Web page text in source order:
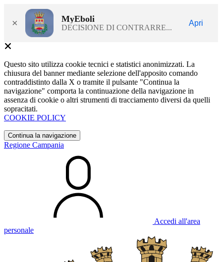
× MyEboli
DECISIONE DI CONTRARRE...
Apri
Questo sito utilizza cookie tecnici e statistici anonimizzati. La
chiusura del banner mediante selezione dell'apposito comando
contraddistinto dalla X o tramite il pulsante "Continua la
navigazione" comporta la continuazione della navigazione in
assenza di cookie o altri strumenti di tracciamento diversi da quelli
sopracitati.
COOKIE POLICY
Continua la navigazione
Regione Campania
Accedi all'area
personale